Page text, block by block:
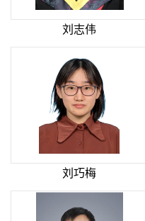
刘志伟
刘巧梅